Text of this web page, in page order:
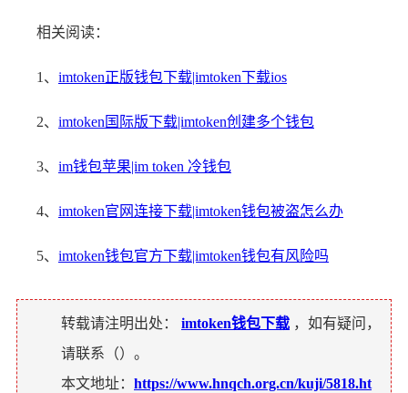
相关阅读：
1、 imtoken正版钱包下载|imtoken下载ios
2、 imtoken国际版下载|imtoken创建多个钱包
3、 im钱包苹果|im token 冷钱包
4、 imtoken官网连接下载|imtoken钱包被盗怎么办
5、 imtoken钱包官方下载|imtoken钱包有风险吗
转载请注明出处： imtoken钱包下载 ，如有疑问，
请联系（）。
本文地址： https://www.hnqch.org.cn/kuji/5818.ht